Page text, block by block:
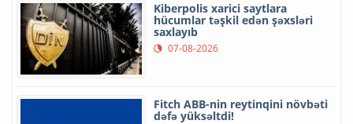
Kiberpolis xarici saytlara
hücumlar təşkil edən şəxsləri
saxlayıb
07-08-2026
Fitch ABB-nin reytinqini növbəti
dəfə yüksəltdi!